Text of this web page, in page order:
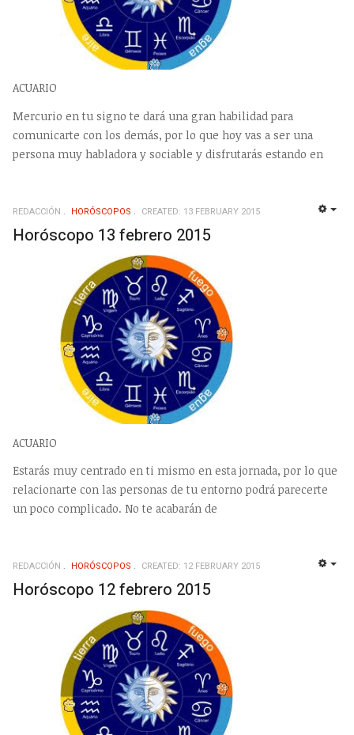
ACUARIO
Mercurio en tu signo te dará una gran habilidad para
comunicarte con los demás, por lo que hoy vas a ser una
persona muy habladora y sociable y disfrutarás estando en
REDACCIÓN HORÓSCOPOS CREATED: 13 FEBRUARY 2015
Horóscopo 13 febrero 2015
ACUARIO
Estarás muy centrado en ti mismo en esta jornada, por lo que
relacionarte con las personas de tu entorno podrá parecerte
un poco complicado. No te acabarán de
REDACCIÓN HORÓSCOPOS CREATED: 12 FEBRUARY 2015
Horóscopo 12 febrero 2015